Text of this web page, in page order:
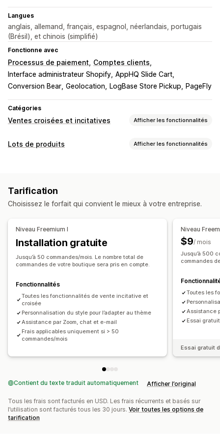
Langues
anglais, allemand, français, espagnol, néerlandais, portugais
(Brésil), et chinois (simplifié)
Fonctionne avec
Processus de paiement Comptes clients
Interface administrateur Shopify AppHQ Slide Cart
Conversion Bear Geolocation LogBase Store Pickup PageFly
Catégories
Ventes croisées et incitatives Afficher les fonctionnalités
Personnalisation
Compléments en un clic
CSS personnalisées Devises multiples Multilingue
Offres et recommandations
Compléments au produit
Recommandations de produits
Recommandations basées sur l’IA
Analyses de données
Performance des recommandations
Lots de produits Afficher les fonctionnalités
Produits fréquemment achetés ensemble
Produits associés
Réductions en pourcentage
Tarification en gros
Tarification
Choisissez le forfait qui convient le mieux à votre entreprise.
Niveau Freemium I
Installation gratuite
Jusqu’à 50 commandes/mois. Le nombre total de
commandes de votre boutique sera pris en compte.
Fonctionnalités
Toutes les fonctionnalités de vente incitative et
croisée
Personnalisation du style pour l’adapter au thème
Assistance par Zoom, chat et e-mail
Frais applicables uniquement si > 50
commandes/mois
Niveau
$9/ mois
Jusqu’à 500
commandes
Toutes les
Assistance
Essai
Essai gratuit
Contient du texte traduit automatiquement Afficher l’original
Tous les frais sont facturés en USD. Les frais récurrents et basés sur
l’utilisation sont facturés tous les 30 jours. Voir toutes les options de
tarification